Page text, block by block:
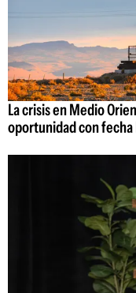
La crisis en Medio
oportunidad con